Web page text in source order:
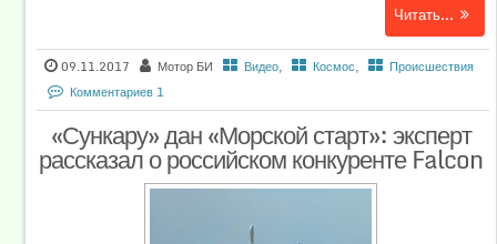
Читать...
09.11.2017 Мотор БИ Видео, Космос,
Происшествия
Комментариев 1
«Сункару» дан «Морской старт»: эксперт
рассказал о российском конкуренте Falcon